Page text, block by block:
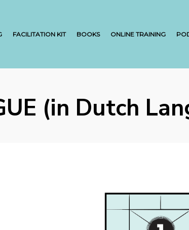
FACILITATION KIT BOOKS ONLINE TRAINING
(in Dutch